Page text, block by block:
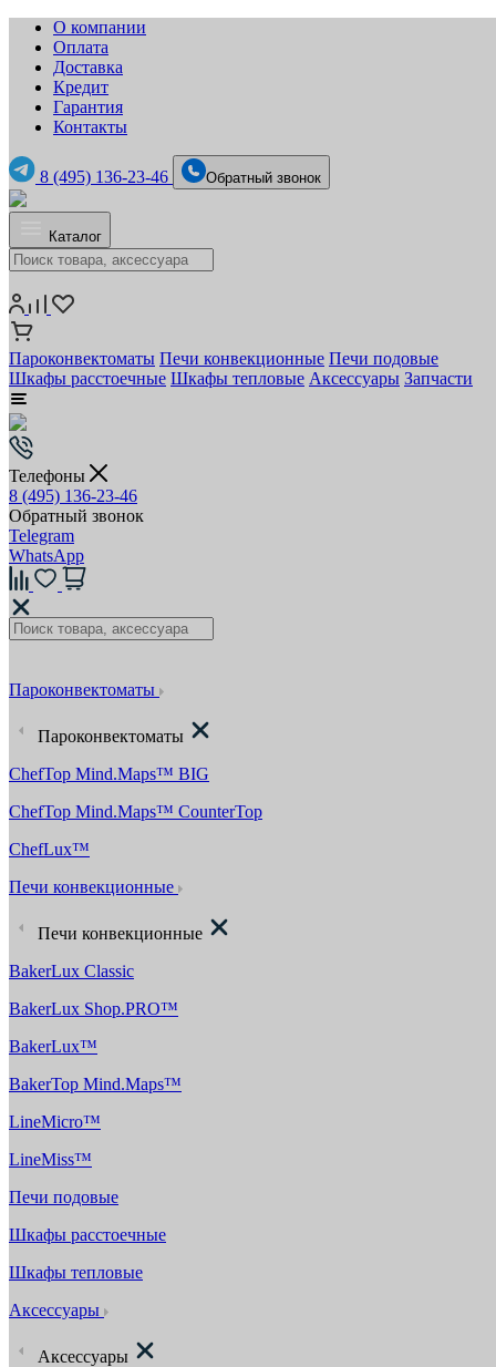
О компании
Оплата
Доставка
Кредит
Гарантия
Контакты
8 (495) 136-23-46 Обратный звонок
Каталог
Пароконвектоматы Печи конвекционные Печи подовые
Шкафы расстоечные Шкафы тепловые Аксессуары Запчасти
Телефоны
8 (495) 136-23-46
Обратный звонок
Telegram
WhatsApp
Пароконвектоматы
Пароконвектоматы
ChefTop Mind.Maps™ BIG
ChefTop Mind.Maps™ CounterTop
ChefLux™
Печи конвекционные
Печи конвекционные
BakerLux Classic
BakerLux Shop.PRO™
BakerLux™
BakerTop Mind.Maps™
LineMicro™
LineMiss™
Печи подовые
Шкафы расстоечные
Шкафы тепловые
Аксессуары
Аксессуары